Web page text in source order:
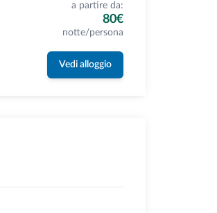
a partire da:
80€
notte/persona
Vedi alloggio